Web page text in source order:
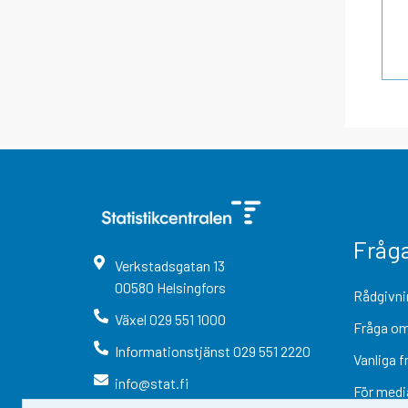
Verkstadsgatan 13
00580 Helsingfors
Växel 029 551 1000
Informationstjänst 029 551 2220
info@stat.fi
Fråga
Vanliga
För